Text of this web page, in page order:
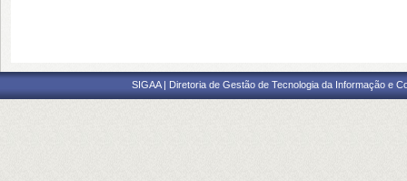
SIGAA | Diretoria de Gestão de Tecnologia da Informação e